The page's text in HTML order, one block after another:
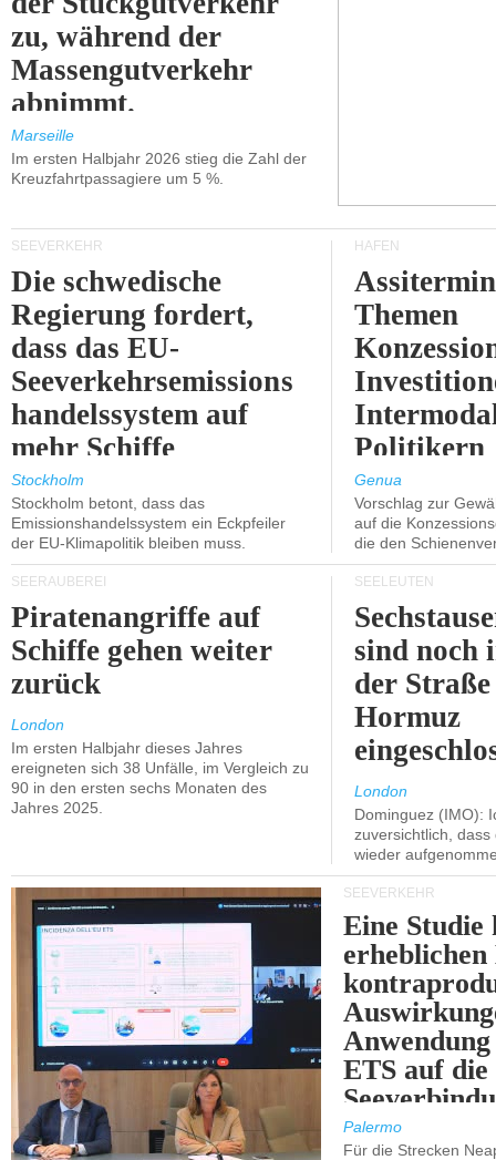
zu, während der
Massengutverkehr
abnimmt.
Marseille
Im ersten Halbjahr 2026 stieg die Zahl der
Kreuzfahrtpassagiere um 5 %.
SEEVERKEHR
Die schwedische
Regierung fordert,
dass das EU-
Seeverkehrsemissions
handelssystem auf
mehr Schiffe
ausgeweitet wird.
Stockholm
Stockholm betont, dass das
Emissionshandelssystem ein Eckpfeiler
der EU-Klimapolitik bleiben muss.
HÄFEN
Themen
Politikern
Genua
Vorschlag zur
auf die
die den
SEERÄUBEREI
Piratenangriffe auf
Schiffe gehen weiter
zurück
London
Im ersten Halbjahr dieses Jahres
ereigneten sich 38 Unfälle, im Vergleich zu
90 in den ersten sechs Monaten des
Jahres 2025.
SEELEUTEN
sind noch
der
Hormuz
London
Dominguez (IMO):
zuversichtlich,
wieder
SEEVERKEHR
Eine Studie
ETS auf die
Palermo
Für die Strecken